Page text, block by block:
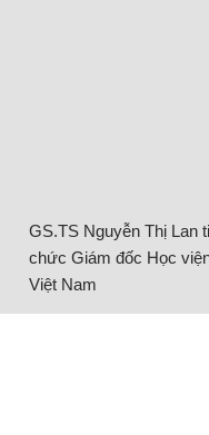
GS.TS Nguyễn Thị Lan
chức Giám đốc Học
Việt Nam